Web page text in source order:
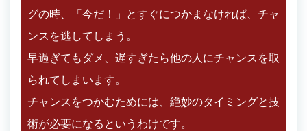
グの時、「今だ！」とすぐにつかまなければ、チャ
ンスを逃してしまう。
早過ぎてもダメ、遅すぎたら他の人にチャンスを取
られてしまいます。
チャンスをつかむためには、絶妙のタイミングと技
術が必要になるというわけです。